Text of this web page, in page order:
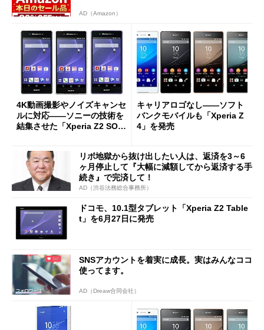
AD（Amazon）
4K動画撮影やノイズキャンセ
ルに対応――ソニーの技術を
結集させた「Xperia Z2 SO-0
キャリアロゴなし――ソフト
バンクモバイルも「Xperia Z
4」を発売
リボ地獄から抜け出したい人は、返済を3～6
ヶ月停止して『大幅に減額してから返済する手
続き』で完済して！
AD（渋谷法務総合事務所）
ドコモ、10.1型タブレット「Xperia Z2 Table
t」を6月27日に発売
SNSアカウントを着実に成長。実はみんなココ
使ってます。
AD（Dreaw合同会社）